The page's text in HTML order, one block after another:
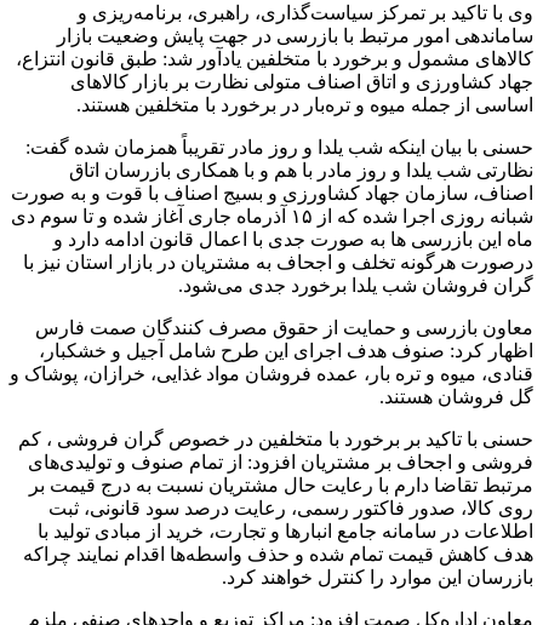
وی با تاکید بر تمرکز سیاست‌گذاری، راهبری، برنامه‌ریزی و
ساماندهی امور مرتبط با بازرسی در جهت پایش وضعیت بازار
کالاهای مشمول و برخورد با متخلفین یادآور شد: طبق قانون انتزاع،
جهاد کشاورزی و اتاق اصناف متولی نظارت بر بازار کالاهای
اساسی از جمله میوه و تره‌بار در برخورد با متخلفین هستند.
حسنی با بیان اینکه شب یلدا و روز مادر تقریباً همزمان شده گفت:
نظارتی شب یلدا و روز مادر با هم و با همکاری بازرسان اتاق
اصناف، سازمان جهاد کشاورزی و بسیج اصناف با قوت و به صورت
شبانه روزی اجرا شده که از ۱۵ آذرماه جاری آغاز شده و تا سوم دی
ماه این بازرسی ها به صورت جدی با اعمال قانون ادامه دارد و
درصورت هرگونه تخلف و اجحاف به مشتریان در بازار استان نیز با
گران فروشان شب یلدا برخورد جدی می‌شود.
معاون بازرسی و حمایت از حقوق مصرف کنندگان صمت فارس
اظهار کرد: صنوف هدف اجرای این طرح شامل آجیل و خشکبار،
قنادی، میوه و تره بار، عمده فروشان مواد غذایی، خرازان، پوشاک و
گل فروشان هستند.
حسنی با تاکید بر برخورد با متخلفین در خصوص گران فروشی ، کم
فروشی و اجحاف بر مشتریان افزود: از تمام صنوف و تولیدی‌های
مرتبط تقاضا دارم با رعایت حال مشتریان نسبت به درج قیمت بر
روی کالا، صدور فاکتور رسمی، رعایت درصد سود قانونی، ثبت
اطلاعات در سامانه جامع انبارها و تجارت، خرید از مبادی تولید با
هدف کاهش قیمت تمام شده و حذف واسطه‌ها اقدام نمایند چراکه
بازرسان این موارد را کنترل خواهند کرد.
معاون اداره‌کل صمت افزود: مراکز توزیع و واحدهای صنفی ملزم